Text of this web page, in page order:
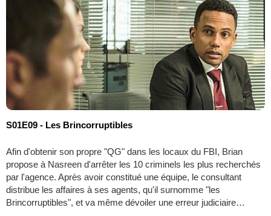
S01E09 - Les Brincorruptibles
Afin d'obtenir son propre "QG" dans les locaux du FBI, Brian
propose à Nasreen d'arrêter les 10 criminels les plus recherchés
par l'agence. Après avoir constitué une équipe, le consultant
distribue les affaires à ses agents, qu'il surnomme "les
Brincorruptibles", et va même dévoiler une erreur judiciaire…